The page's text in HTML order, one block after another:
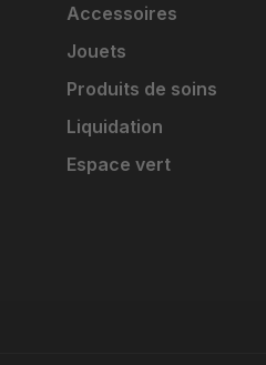
Accessoires
Jouets
Produits de soins
Liquidation
Espace vert